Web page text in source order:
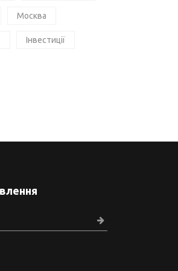
Москва
Інвестиції